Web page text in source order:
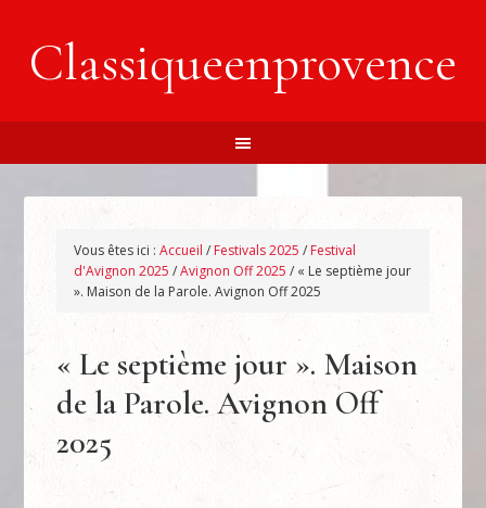
Classiqueenprovence
Vous êtes ici :Accueil / Festivals 2025 / Festival
d'Avignon 2025 /Avignon Off 2025 / « Le septième jour
». Maison de la Parole. Avignon Off 2025
« Le septième jour ». Maison
de la Parole. Avignon Off
2025